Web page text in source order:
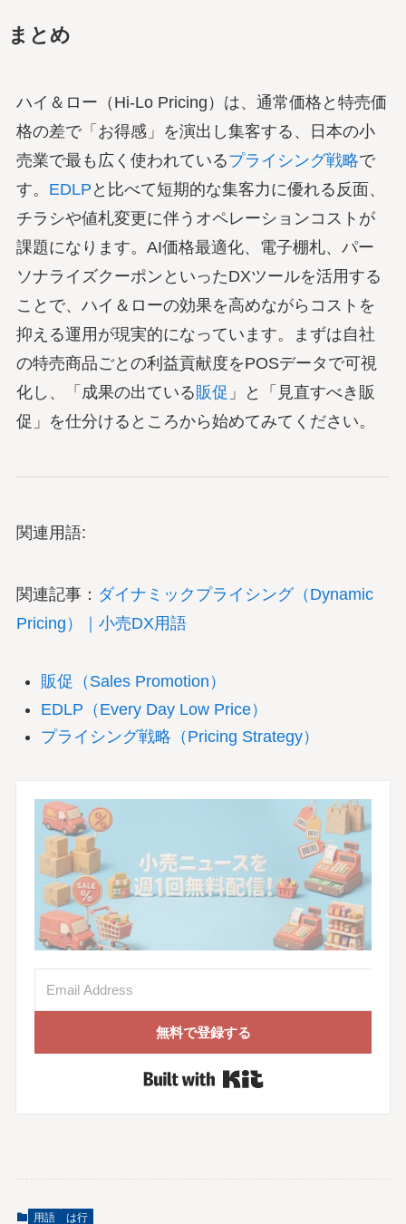
まとめ
ハイ＆ロー（Hi-Lo Pricing）は、通常価格と特売価
格の差で「お得感」を演出し集客する、日本の小
売業で最も広く使われているプライシング戦略で
す。 EDLP と比べて短期的な集客力に優れる反面、
チラシや値札変更に伴うオペレーションコストが
課題になります。AI価格最適化、電子棚札、パー
ソナライズクーポンといったDXツールを活用する
ことで、ハイ＆ローの効果を高めながらコストを
抑える運用が現実的になっています。まずは自社
の特売商品ごとの利益貢献度をPOSデータで可視
化し、「成果の出ている販促 」と「見直すべき販
促」を仕分けるところから始めてみてください。
関連用語:
関連記事： ダイナミックプライシング（Dynamic
Pricing）｜小売DX用語
販促（Sales Promotion）
EDLP（Every Day Low Price）
プライシング戦略（Pricing Strategy）
無料で登録する
Built with Kit
用語 は行